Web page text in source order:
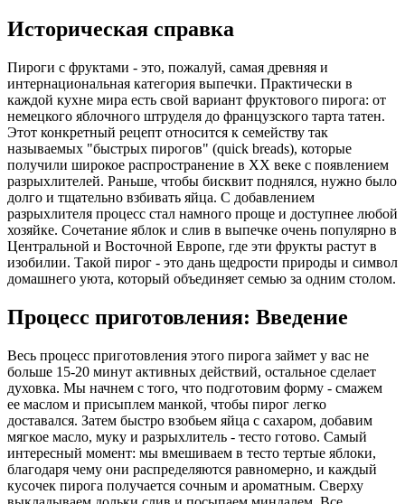
Историческая справка
Пироги с фруктами - это, пожалуй, самая древняя и
интернациональная категория выпечки. Практически в
каждой кухне мира есть свой вариант фруктового пирога: от
немецкого яблочного штруделя до французского тарта татен.
Этот конкретный рецепт относится к семейству так
называемых "быстрых пирогов" (quick breads), которые
получили широкое распространение в XX веке с появлением
разрыхлителей. Раньше, чтобы бисквит поднялся, нужно было
долго и тщательно взбивать яйца. С добавлением
разрыхлителя процесс стал намного проще и доступнее любой
хозяйке. Сочетание яблок и слив в выпечке очень популярно в
Центральной и Восточной Европе, где эти фрукты растут в
изобилии. Такой пирог - это дань щедрости природы и символ
домашнего уюта, который объединяет семью за одним столом.
Процесс приготовления: Введение
Весь процесс приготовления этого пирога займет у вас не
больше 15-20 минут активных действий, остальное сделает
духовка. Мы начнем с того, что подготовим форму - смажем
ее маслом и присыплем манкой, чтобы пирог легко
доставался. Затем быстро взобьем яйца с сахаром, добавим
мягкое масло, муку и разрыхлитель - тесто готово. Самый
интересный момент: мы вмешиваем в тесто тертые яблоки,
благодаря чему они распределяются равномерно, и каждый
кусочек пирога получается сочным и ароматным. Сверху